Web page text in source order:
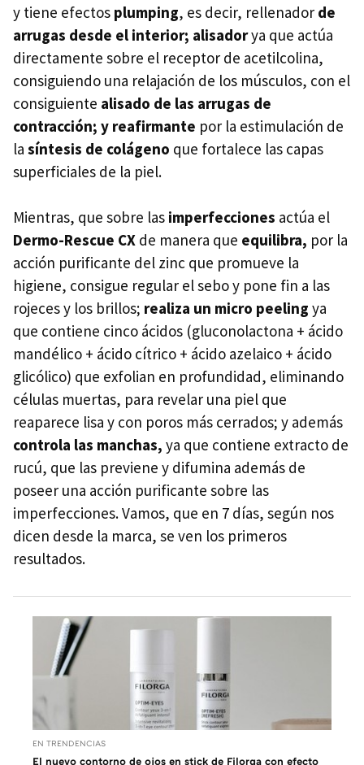
y tiene efectos plumping, es decir, rellenador de
arrugas desde el interior; alisadorya que actúa
directamente sobre el receptor de acetilcolina,
consiguiendo una relajación de los músculos, con el
consiguiente alisado de las arrugas de
contracción; y reafirmante por la estimulación de
la síntesis de colágeno que fortalece las capas
superficiales de la piel.
Mientras, que sobre las imperfecciones actúa el
Dermo-Rescue CX de manera que equilibra, por la
acción purificante del zinc que promueve la
higiene, consigue regular el sebo y pone fin a las
rojeces y los brillos; realiza un micro peeling ya
que contiene cinco ácidos (gluconolactona + ácido
mandélico + ácido cítrico + ácido azelaico + ácido
glicólico) que exfolian en profundidad, eliminando
células muertas, para revelar una piel que
reaparece lisa y con poros más cerrados; y además
controla las manchas, ya que contiene extracto de
rucú, que las previene y difumina además de
poseer una acción purificante sobre las
imperfecciones. Vamos, que en 7 días, según nos
dicen desde la marca, se ven los primeros
resultados.
EN TRENDENCIAS
El nuevo contorno de ojos en stick de Filorga con efecto